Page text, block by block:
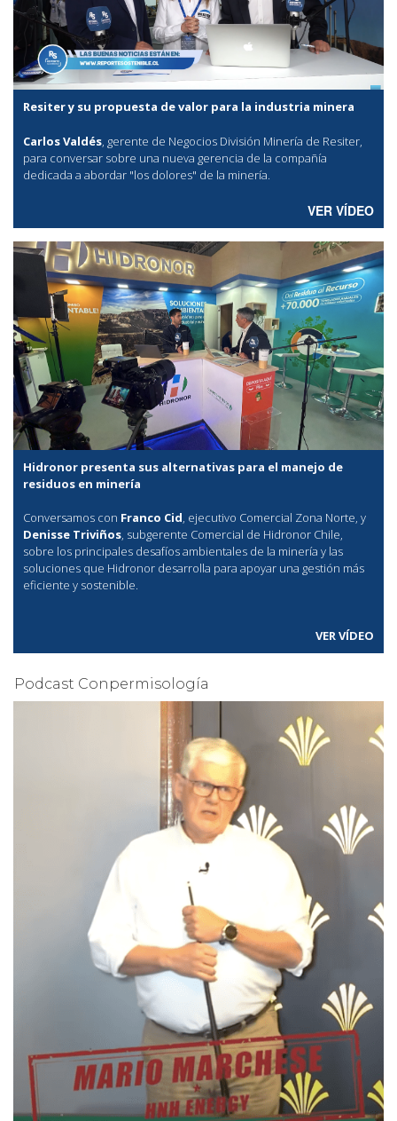
Resiter y su propuesta de valor para la industria minera
Carlos Valdés, gerente de Negocios División Minería de Resiter,
para conversar sobre una nueva gerencia de la compañía
dedicada a abordar "los dolores" de la minería.
VER VÍDEO
Hidronor presenta sus alternativas para el manejo de
residuos en minería
Conversamos con Franco Cid, ejecutivo Comercial Zona Norte, y
Denisse Triviños, subgerente Comercial de Hidronor Chile,
sobre los principales desafíos ambientales de la minería y las
soluciones que Hidronor desarrolla para apoyar una gestión más
eficiente y sostenible.
VER VÍDEO
Podcast Conpermisología